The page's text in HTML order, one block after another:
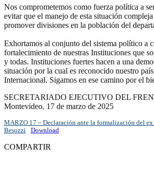
Nos comprometemos como fuerza política a
evitar que el manejo de esta situación
promover divisiones en la población del
Exhortamos al conjunto del sistema político a
fortalecimiento de nuestras Instituciones que
y todas. Instituciones fuertes hacen a una
situación por la cual es reconocido nuestro
Internacional. Sigamos en ese camino por el
SECRETARIADO EJECUTIVO DEL
Montevideo, 17 de marzo de 2025
MARZO 17 – Declaración ante la formalización del
Besozzi
Download
COMPARTIR